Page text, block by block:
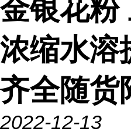
金银花粉
浓缩水溶
齐全随货
2022-12-13